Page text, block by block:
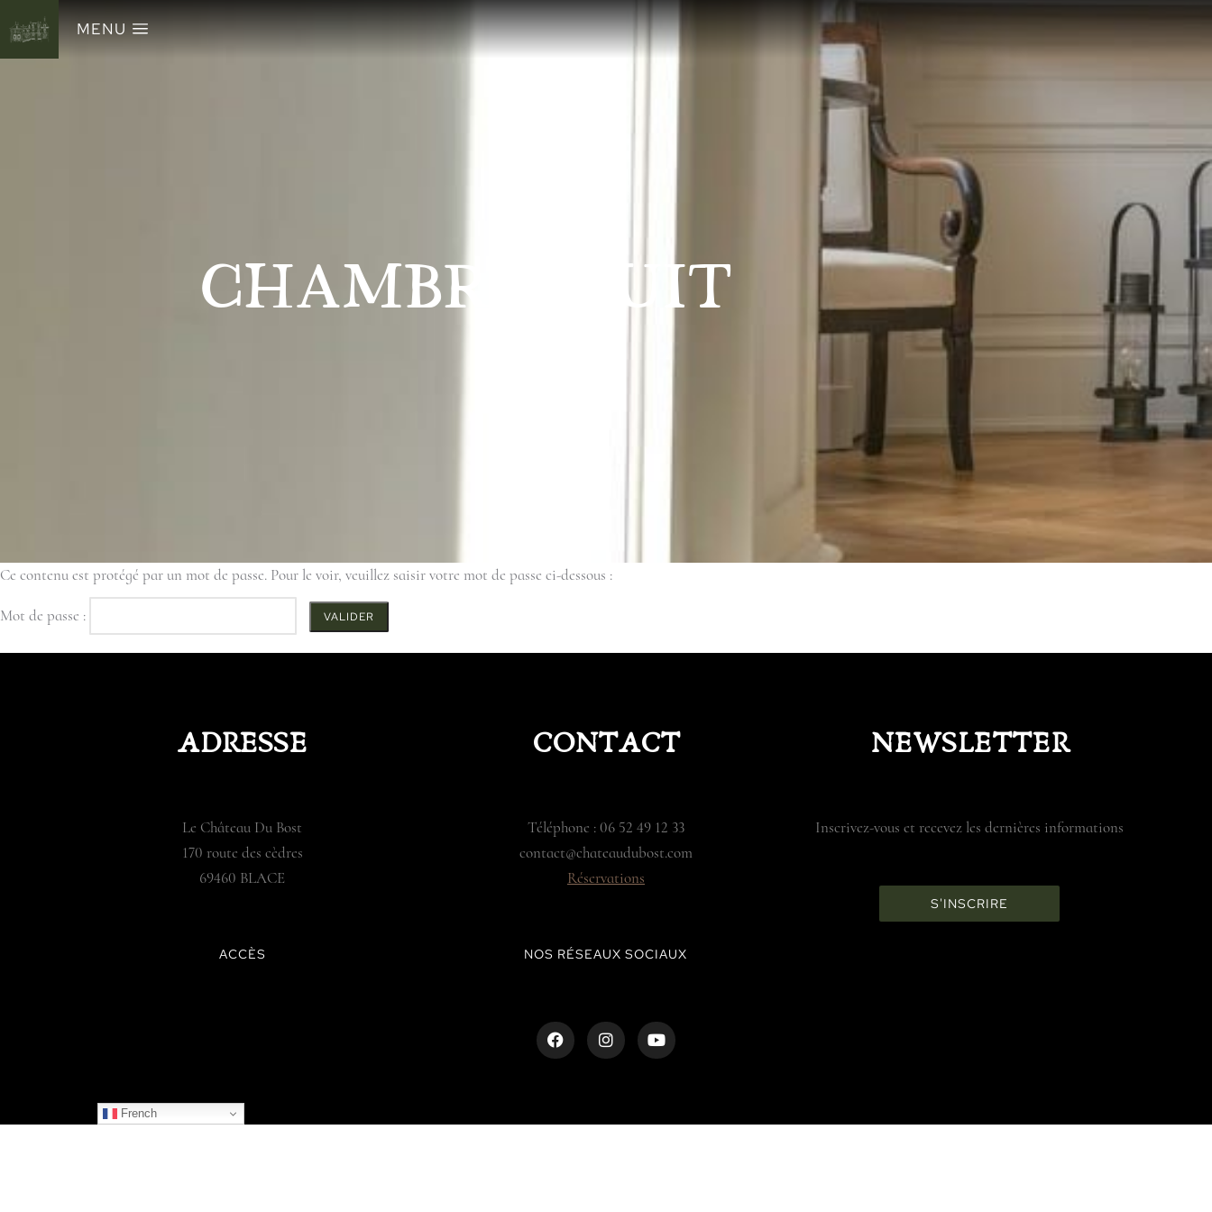
MENU
CHAMBRE HUIT
Ce contenu est protégé par un mot de passe. Pour le voir, veuillez saisir votre mot de passe ci-dessous :
Mot de passe :
ADRESSE
Le Château Du Bost
170 route des cèdres
69460 BLACE
ACCÈS
CONTACT
Téléphone : 06 52 49 12 33
contact@chateaudubost.com
Réservations
NOS RÉSEAUX SOCIAUX
NEWSLETTER
Inscrivez-vous et recevez les dernières informations
S'INSCRIRE
French